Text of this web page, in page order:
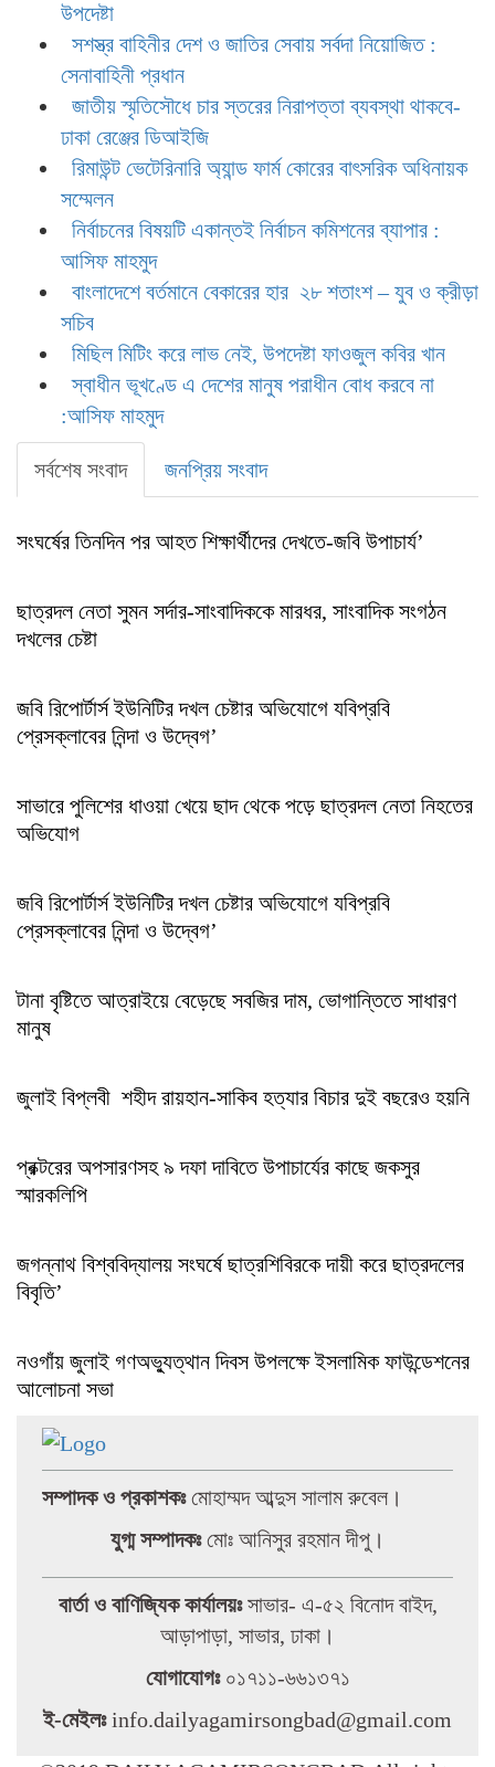
উপদেষ্টা
সশস্ত্র বাহিনীর দেশ ও জাতির সেবায় সর্বদা নিয়োজিত :
সেনাবাহিনী প্রধান
জাতীয় স্মৃতিসৌধে চার স্তরের নিরাপত্তা ব্যবস্থা থাকবে-
ঢাকা রেঞ্জের ডিআইজি
রিমাউন্ট ভেটেরিনারি অ্যান্ড ফার্ম কোরের বাৎসরিক অধিনায়ক
সম্মেলন
নির্বাচনের বিষয়টি একান্তই নির্বাচন কমিশনের ব্যাপার :
আসিফ মাহমুদ
বাংলাদেশে বর্তমানে বেকারের হার ২৮ শতাংশ – যুব ও ক্রীড়া
সচিব
মিছিল মিটিং করে লাভ নেই, উপদেষ্টা ফাওজুল কবির খান
স্বাধীন ভূখণ্ডে এ দেশের মানুষ পরাধীন বোধ করবে না
:আসিফ মাহমুদ
সর্বশেষ সংবাদ জনপ্রিয় সংবাদ
সংঘর্ষের তিনদিন পর আহত শিক্ষার্থীদের দেখতে-জবি উপাচার্য’
ছাত্রদল নেতা সুমন সর্দার-সাংবাদিককে মারধর, সাংবাদিক সংগঠন
দখলের চেষ্টা
জবি রিপোর্টার্স ইউনিটির দখল চেষ্টার অভিযোগে যবিপ্রবি
প্রেসক্লাবের নিন্দা ও উদ্বেগ’
সাভারে পুলিশের ধাওয়া খেয়ে ছাদ থেকে পড়ে ছাত্রদল নেতা নিহতের
অভিযোগ
জবি রিপোর্টার্স ইউনিটির দখল চেষ্টার অভিযোগে যবিপ্রবি
প্রেসক্লাবের নিন্দা ও উদ্বেগ’
টানা বৃষ্টিতে আত্রাইয়ে বেড়েছে সবজির দাম, ভোগান্তিতে সাধারণ
মানুষ
জুলাই বিপ্লবী শহীদ রায়হান-সাকিব হত্যার বিচার দুই বছরেও হয়নি
প্রক্টরের অপসারণসহ ৯ দফা দাবিতে উপাচার্যের কাছে জকসুর
স্মারকলিপি
জগন্নাথ বিশ্ববিদ্যালয় সংঘর্ষে ছাত্রশিবিরকে দায়ী করে ছাত্রদলের
বিবৃতি’
নওগাঁয় জুলাই গণঅভ্যুত্থান দিবস উপলক্ষে ইসলামিক ফাউন্ডেশনের
আলোচনা সভা
সম্পাদক ও প্রকাশকঃমোহাম্মদ আব্দুস সালাম রুবেল।
যুগ্ম সম্পাদকঃমোঃ আনিসুর রহমান দীপু।
বার্তা ও বাণিজ্যিক কার্যালয়ঃসাভার- এ-৫২ বিনোদ বাইদ,
আড়াপাড়া, সাভার, ঢাকা।
যোগাযোগঃ০১৭১১-৬৬১৩৭১
ই-মেইলঃinfo.dailyagamirsongbad@gmail.com